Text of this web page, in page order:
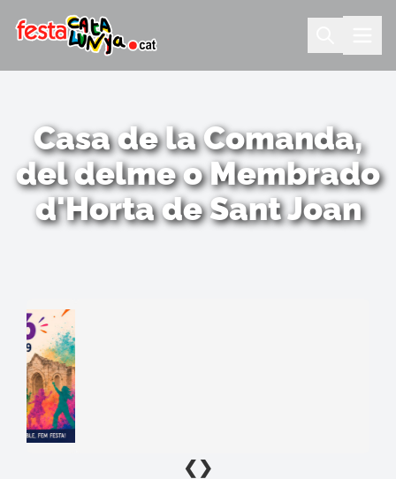
Casa de la Comanda,
del delme o Membrado
d'Horta de Sant Joan
❮ ❯